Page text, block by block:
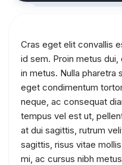
Cras eget elit convallis
id sem. Proin metus
in metus. Nulla pharetra
eget condimentum
neque, ac consequat
tempus vel est ut,
at dui sagittis, rutrum
sagittis, risus vitae
mi, ac cursus nibh